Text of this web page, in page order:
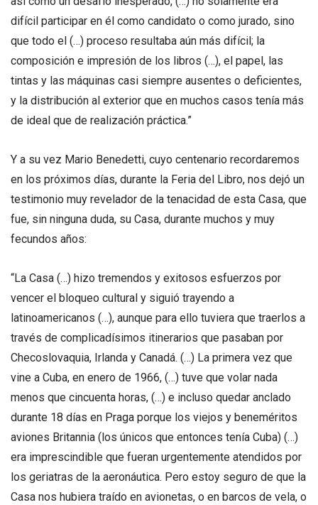
difícil participar en él como candidato o como jurado, sino
que todo el (…) proceso resultaba aún más difícil; la
composición e impresión de los libros (…), el papel, las
tintas y las máquinas casi siempre ausentes o deficientes,
y la distribución al exterior que en muchos casos tenía más
de ideal que de realización práctica.”
Y a su vez Mario Benedetti, cuyo centenario recordaremos
en los próximos días, durante la Feria del Libro, nos dejó un
testimonio muy revelador de la tenacidad de esta Casa, que
fue, sin ninguna duda, su Casa, durante muchos y muy
fecundos años:
“La Casa (…) hizo tremendos y exitosos esfuerzos por
vencer el bloqueo cultural y siguió trayendo a
latinoamericanos (…), aunque para ello tuviera que traerlos a
través de complicadísimos itinerarios que pasaban por
Checoslovaquia, Irlanda y Canadá. (…) La primera vez que
vine a Cuba, en enero de 1966, (…) tuve que volar nada
menos que cincuenta horas, (…) e incluso quedar anclado
durante 18 días en Praga porque los viejos y beneméritos
aviones Britannia (los únicos que entonces tenía Cuba) (…)
era imprescindible que fueran urgentemente atendidos por
los geriatras de la aeronáutica. Pero estoy seguro de que la
Casa nos hubiera traído en avionetas, o en barcos de vela, o